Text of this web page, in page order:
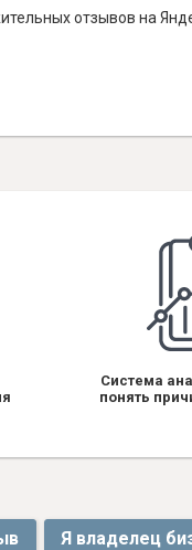
отзывов на
Система
понять
Я владелец